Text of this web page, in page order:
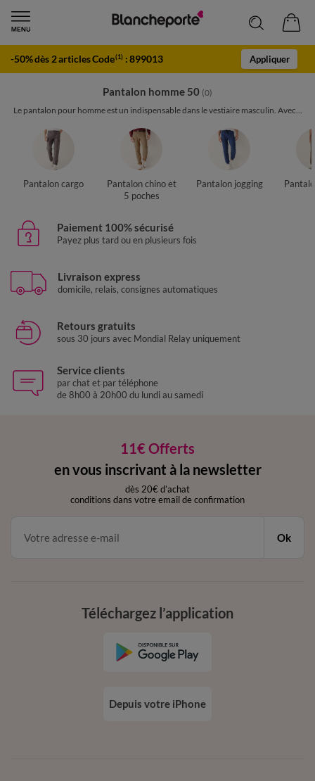
-50% dès 2 articles Code(1) :899013 Appliquer
Pantalon homme 50 (0)
Le pantalon pour homme est un indispensable dans le vestiaire masculin. Avec...
Pantalon cargo
Pantalon chino et
5 poches
Pantalon jogging
Paiement 100% sécurisé
Payez plus tard ou en plusieurs fois
Livraison express
domicile, relais, consignes automatiques
Retours gratuits
sous 30 jours avec Mondial Relay uniquement
Service clients
par chat et par téléphone
de 8h00 à 20h00 du lundi au samedi
11€ Offerts
en vous inscrivant à la newsletter
dès 20€ d’achat
conditions dans votre email de confirmation
Ok
Téléchargez l’application
Depuis votre iPhone